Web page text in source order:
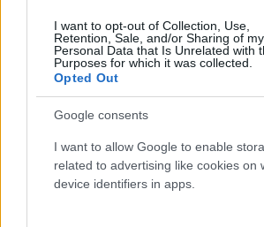
I want to opt-out of Collection, Use,
Retention, Sale, and/or Sharing of my
Personal Data that Is Unrelated with
Purposes for which it was collected.
Opted Out
Google consents
I want to allow Google to enable
related to advertising like cookies on
device identifiers in apps.